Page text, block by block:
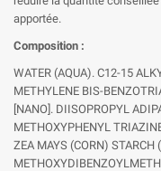
apportée.
Composition :
WATER (AQUA). C12-15
METHYLENE BIS-
[NANO]. DIISOPROPYL
METHOXYPHENYL
ZEA MAYS (CORN) STARCH